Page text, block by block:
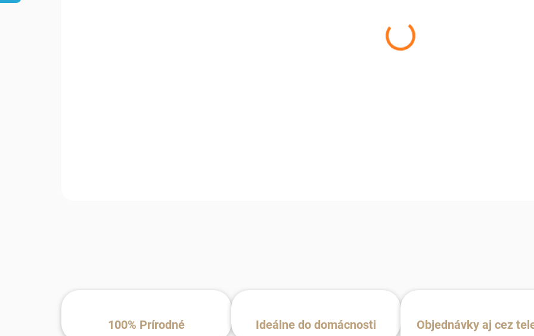
100% Prírodné Ideálne do domácnosti Objednávky aj cez